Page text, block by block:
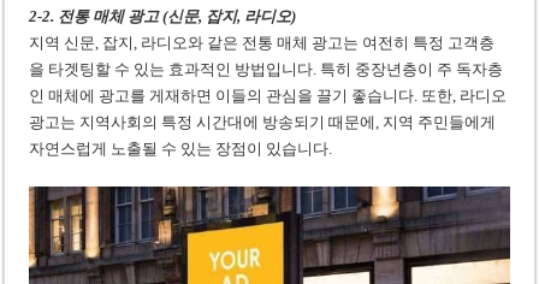
2-2. 전통 매체 광고 (신문, 잡지, 라디오)
지역 신문, 잡지, 라디오와 같은 전통 매체 광고는 여전히 특정 고객층
을 타겟팅할 수 있는 효과적인 방법입니다. 특히 중장년층이 주 독자층
인 매체에 광고를 게재하면 이들의 관심을 끌기 좋습니다. 또한, 라디오
광고는 지역사회의 특정 시간대에 방송되기 때문에, 지역 주민들에게
자연스럽게 노출될 수 있는 장점이 있습니다.